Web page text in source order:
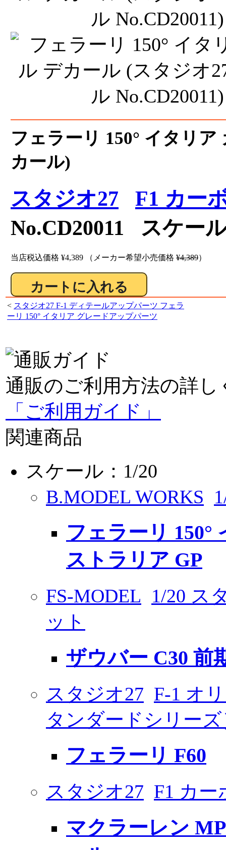
フェラーリ 150° イタリ
カール)
スタジオ27
F1 カー
No.CD20011 スケー
当店税込価格 ¥4,389 （メーカー希望小売価格 ¥4,389）
< スタジオ27 F-1 ディテールアップパーツ フェラ
ーリ 150° イタリア グレードアップパーツ
通販のご利用方法の詳し
「ご利用ガイド」
関連商品
スケール：1/20
B.MODEL WORKS
フェラーリ 150°
ストラリア GP
FS-MODEL 1/20 ス
ット
ザウバー C30 前
スタジオ27 F-1 オ
タンダードシリー
フェラーリ F60
スタジオ27 F1 カー
マクラーレン